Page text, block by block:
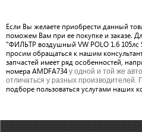
Если Вы желаете приобрести данный
поможем Вам при ее покупке и заказе.
"ФИЛЬТР воздушный VW POLO 1.6 105лс
просим обращаться к нашим
запчастей имеет ряд особенностей,
номера AMDFA734 у одной и той же
отличаться у разных производителей. П
подборе пользоваться услугами наших